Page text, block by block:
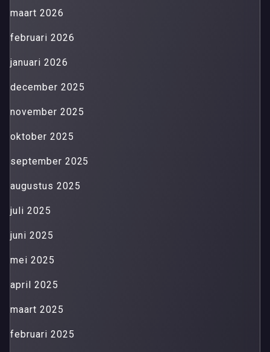
maart 2026
februari 2026
januari 2026
december 2025
november 2025
oktober 2025
september 2025
augustus 2025
juli 2025
juni 2025
mei 2025
april 2025
maart 2025
februari 2025